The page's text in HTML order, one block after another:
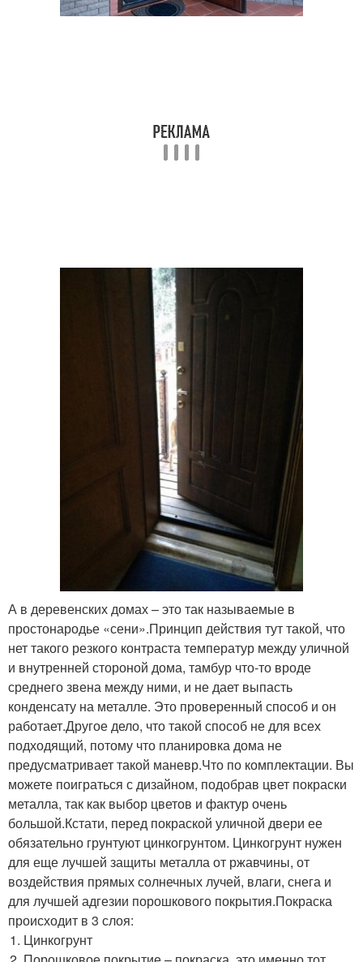
А в деревенских домах – это так называемые в
простонародье «сени».Принцип действия тут такой, что
нет такого резкого контраста температур между уличной
и внутренней стороной дома, тамбур что-то вроде
среднего звена между ними, и не дает выпасть
конденсату на металле. Это проверенный способ и он
работает.Другое дело, что такой способ не для всех
подходящий, потому что планировка дома не
предусматривает такой маневр.Что по комплектации. Вы
можете поиграться с дизайном, подобрав цвет покраски
металла, так как выбор цветов и фактур очень
большой.Кстати, перед покраской уличной двери ее
обязательно грунтуют цинкогрунтом. Цинкогрунт нужен
для еще лучшей защиты металла от ржавчины, от
воздействия прямых солнечных лучей, влаги, снега и
для лучшей адгезии порошкового покрытия.Покраска
происходит в 3 слоя:
Цинкогрунт